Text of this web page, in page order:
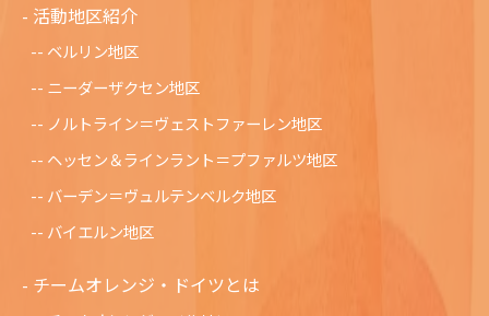
活動地区紹介
ベルリン地区
ニーダーザクセン地区
ノルトライン＝ヴェストファーレン地区
ヘッセン＆ラインラント＝プファルツ地区
バーデン＝ヴュルテンベルク地区
バイエルン地区
チームオレンジ・ドイツとは